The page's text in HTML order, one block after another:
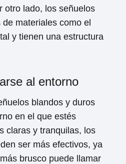
otro lado, los señuelos
materiales como el
y tienen una estructura
al entorno
blandos y duros
en el que estés
claras y tranquilas, los
ser más efectivos, ya
brusco puede llamar